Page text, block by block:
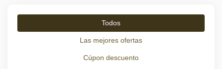
Todos
Las mejores ofertas
Cúpon descuento